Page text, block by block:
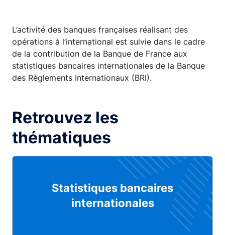
L’activité des banques françaises réalisant des
opérations à l’international est suivie dans le cadre
de la contribution de la Banque de France aux
statistiques bancaires internationales de la Banque
des Règlements Internationaux (BRI).
Retrouvez les
thématiques
Statistiques bancaires
internationales